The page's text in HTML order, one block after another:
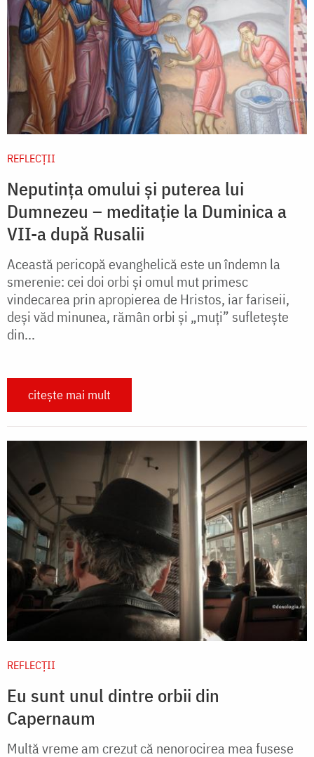
REFLECȚII
Neputința omului și puterea lui
Dumnezeu – meditație la Duminica a
VII-a după Rusalii
Această pericopă evanghelică este un îndemn la
smerenie: cei doi orbi și omul mut primesc
vindecarea prin apropierea de Hristos, iar fariseii,
deși văd minunea, rămân orbi și „muți” sufletește
din...
citește mai mult
REFLECȚII
Eu sunt unul dintre orbii din
Capernaum
Multă vreme am crezut că nenorocirea mea fusese